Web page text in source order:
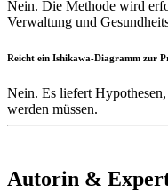
Nein. Die Methode wird
Verwaltung und
Reicht ein Ishikawa-Diagramm zur
Nein. Es liefert
werden müssen.
Autorin &